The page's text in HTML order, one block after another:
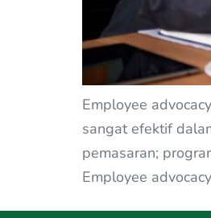
Employee
sangat efektif
pemasaran;
Employee